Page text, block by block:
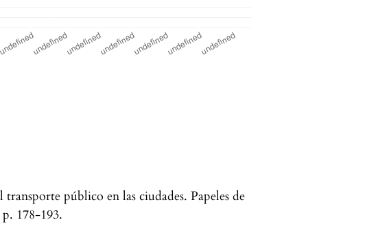
público en las ciudades. Papeles de
178-193.